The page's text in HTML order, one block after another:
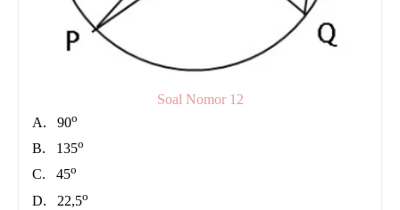
Soal Nomor 12
A.
90o
B. 135o
C. 45o
D. 22,5o